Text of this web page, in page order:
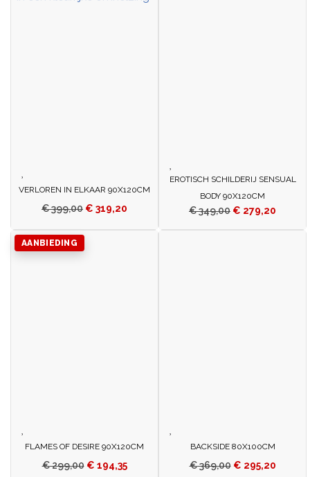
VERLOREN IN ELKAAR 90X120CM
€399,00 € 319,20
EROTISCH SCHILDERIJ SENSUAL
BODY 90X120CM
€349,00 € 279,20
AANBIEDING
FLAMES OF DESIRE 90X120CM
€299,00 € 194,35
BACKSIDE 80X100CM
€369,00 € 295,20